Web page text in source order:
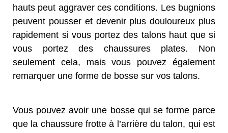
hauts peut aggraver ces conditions. Les bugnions
peuvent pousser et devenir plus douloureux plus
rapidement si vous portez des talons haut que si
vous portez des chaussures plates. Non
seulement cela, mais vous pouvez également
remarquer une forme de bosse sur vos talons.
Vous pouvez avoir une bosse qui se forme parce
que la chaussure frotte à l’arrière du talon, qui est